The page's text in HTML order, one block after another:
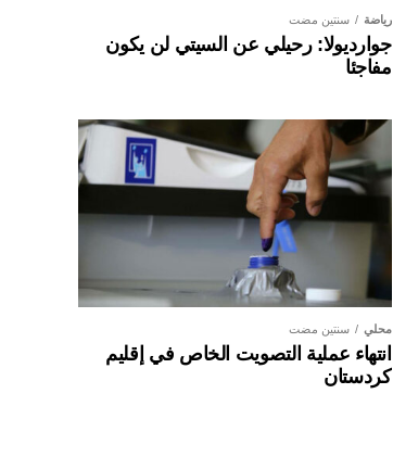
رياضة سنتين مضت
جوارديولا: رحيلي عن السيتي لن يكون
مفاجئا
محلي سنتين مضت
انتهاء عملية التصويت الخاص في إقليم
كردستان